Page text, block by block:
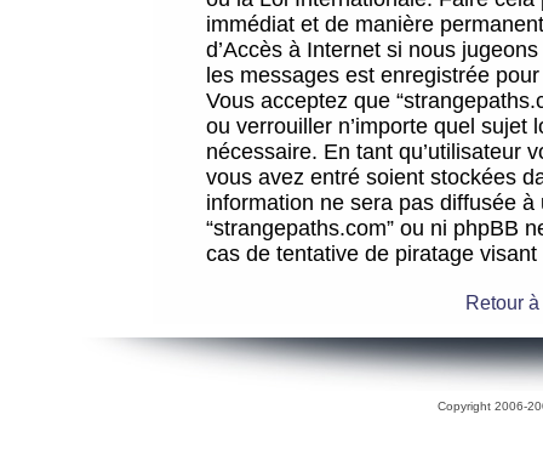
immédiat et de manière
d’Accès à Internet si nous
les messages est enregistrée
Vous acceptez que
ou verrouiller n’importe quel sujet
nécessaire. En tant qu’utilisateur
vous avez entré soient stockées
information ne sera pas diffusée
“strangepaths.com” ou ni phpBB
cas de tentative de piratage
Retour
Copyright 2006-